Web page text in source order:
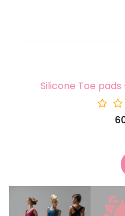
Silicone Toe pads